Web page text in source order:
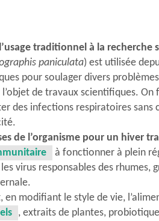
traditionnel à la recherche
paniculata) est utilisée
pour soulager divers
de travaux scientifiques. On
des infections respiratoires sans
de l’organisme pour un hiver
à fonctionner à plein
virus responsables des
en modifiant le style de vie,
, extraits de plantes,